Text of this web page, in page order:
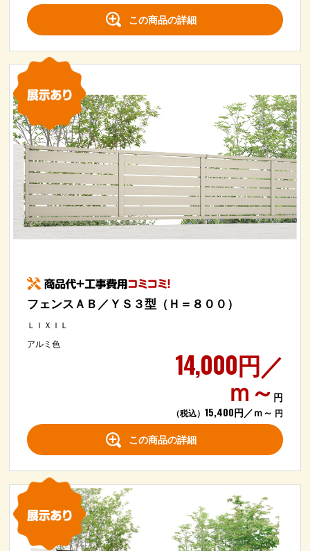
この商品の詳細
フェンスＡＢ／ＹＳ３型（Ｈ＝８００）
ＬＩＸＩＬ
アルミ色
14,000円／
ｍ～ 円
（税込） 15,400円／ｍ～ 円
この商品の詳細